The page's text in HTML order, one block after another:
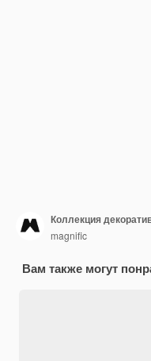
Коллекция
magnific
Вам также могут